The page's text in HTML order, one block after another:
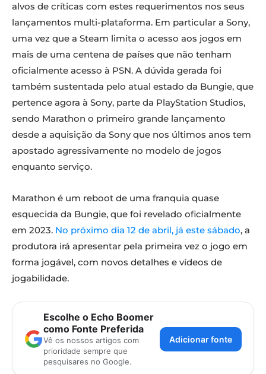
alvos de críticas com estes requerimentos nos seus
lançamentos multi-plataforma. Em particular a Sony,
uma vez que a Steam limita o acesso aos jogos em
mais de uma centena de países que não tenham
oficialmente acesso à PSN. A dúvida gerada foi
também sustentada pelo atual estado da Bungie, que
pertence agora à Sony, parte da PlayStation Studios,
sendo Marathon o primeiro grande lançamento
desde a aquisição da Sony que nos últimos anos tem
apostado agressivamente no modelo de jogos
enquanto serviço.
Marathon é um reboot de uma franquia quase
esquecida da Bungie, que foi revelado oficialmente
em 2023. No próximo dia 12 de abril, já este sábado, a
produtora irá apresentar pela primeira vez o jogo em
forma jogável, com novos detalhes e vídeos de
jogabilidade.
Escolhe o Echo Boomer
como Fonte Preferida
Vê os nossos artigos com
prioridade sempre que
pesquisares no Google.
Adicionar fonte